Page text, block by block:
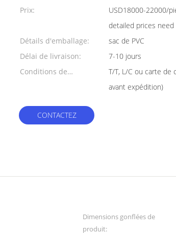
min:
Prix:
USD18000-22000/
detailed prices
Détails d'emballage:
sac de PVC
Délai de livraison:
7-10 jours
Conditions de
T/T, L/C ou carte de
avant expédition)
CONTACTEZ
Dimensions gonflées de
produit: